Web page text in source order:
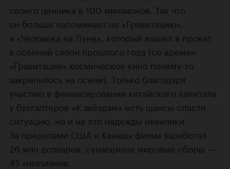
своего ценника в 100 миллионов. Так что
он больше напоминает не «Гравитацию»,
а «Человека на Луне» , который вышел в прокат
в осенний сезон прошлого года (со времен
«Гравитации» космическое кино почему-то
закрепилось на осени). Только благодаря
участию в финансировании китайского капитала
у бухгалтеров «К звёздам» есть шансы спасти
ситуацию, но и на это надежды невелики.
За пределами США и Канады фильм заработал
26 млн долларов, суммарные мировые сборы —
45 миллионов.